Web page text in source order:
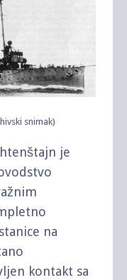
snimak)
je
na
kontakt sa